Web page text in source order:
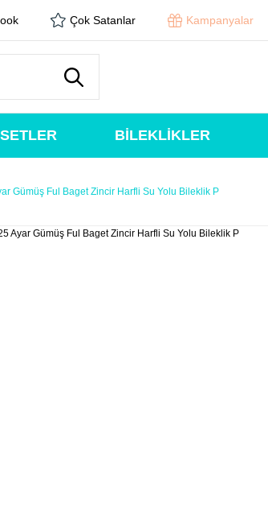
Çok Satanlar Kampanyalar
BİLEKLİKLER
Gümüş Ful Baget Zincir Harfli Su Yolu Bileklik P